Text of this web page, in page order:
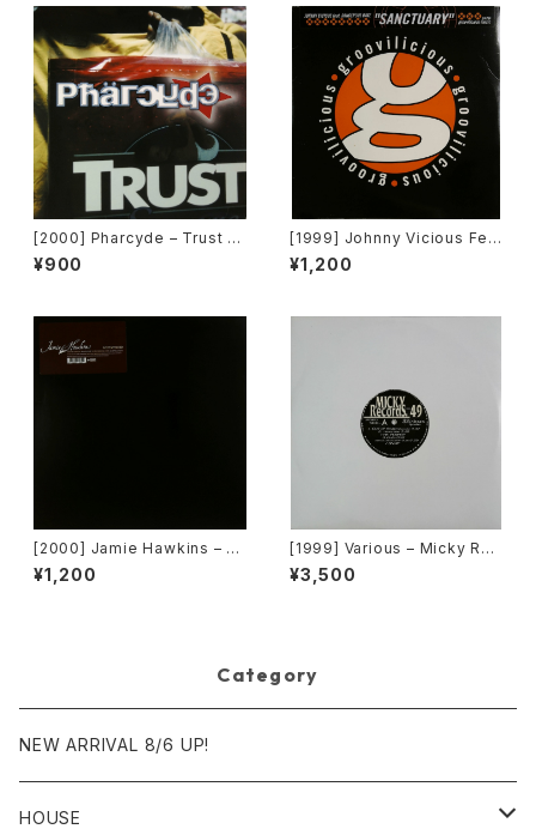
[2000] Pharcyde – Trust [E
del America Records]
¥900
[1999] Johnny Vicious Fea
t. Dangerous Dave – Sanct
uary [Groovilicious]
¥1,200
[2000] Jamie Hawkins – Lo
st My Mind [Elektra]
¥1,200
[1999] Various – Micky Rec
ord Vol. 49 [Micky Record
s Inc.][PROMO]
¥3,500
Category
NEW ARRIVAL 8/6 UP!
HOUSE